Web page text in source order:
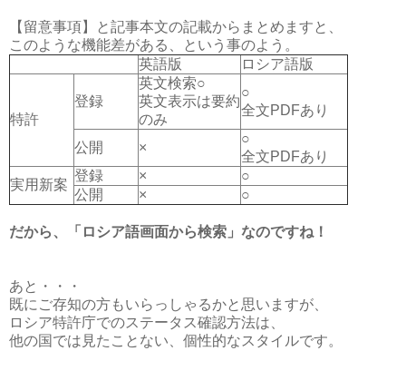
【留意事項】と記事本文の記載からまとめますと、
このような機能差がある、という事のよう。
英語版
ロシア語版
特許
登録
英文検索○
英文表示は要約
のみ
○
全文PDFあり
公開 ×
○
全文PDFあり
実用新案
登録 ×
○
公開
× ○
だから、「ロシア語画面から検索」なのですね！
あと・・・
既にご存知の方もいらっしゃるかと思いますが、
ロシア特許庁でのステータス確認方法は、
他の国では見たことない、個性的なスタイルです。